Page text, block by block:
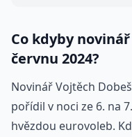
Co kdyby
červnu 2024?
Novinář Vojtěch Dobeš
pořídil v noci ze 6. na
hvězdou eurovoleb.